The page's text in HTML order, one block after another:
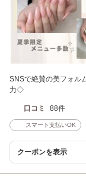
SNSで絶賛の美フォル
力◇
口コミ 88件
スマート支払いOK
クーポンを表示